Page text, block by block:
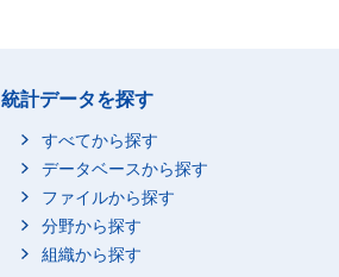
統計データを探す
すべてから探す
データベースから探す
ファイルから探す
分野から探す
組織から探す